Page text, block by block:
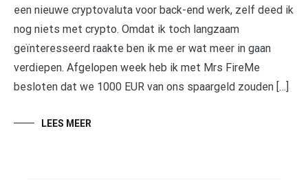
een nieuwe cryptovaluta voor back-end werk, zelf deed ik
nog niets met crypto. Omdat ik toch langzaam
geïnteresseerd raakte ben ik me er wat meer in gaan
verdiepen. Afgelopen week heb ik met Mrs FireMe
besloten dat we 1000 EUR van ons spaargeld zouden […]
LEES MEER